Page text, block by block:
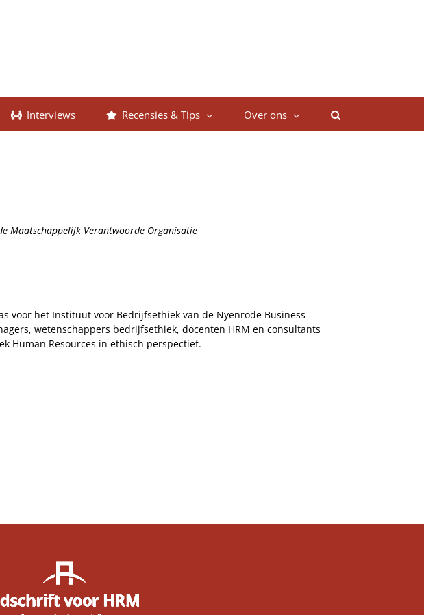
Interviews Recensies & Tips Over ons
Maatschappelijk Verantwoorde Organisatie
voor het Instituut voor Bedrijfsethiek van de Nyenrode Business
wetenschappers bedrijfsethiek, docenten HRM en consultants
Human Resources in ethisch perspectief.